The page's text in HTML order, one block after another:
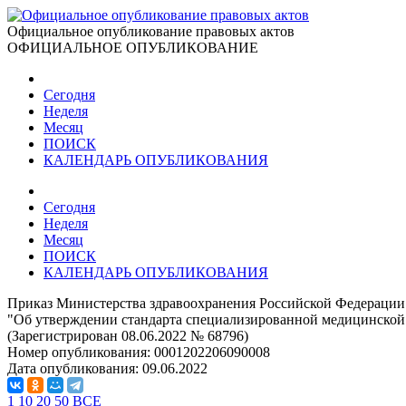
Официальное опубликование правовых актов
ОФИЦИАЛЬНОЕ ОПУБЛИКОВАНИЕ
Сегодня
Неделя
Месяц
ПОИСК
КАЛЕНДАРЬ ОПУБЛИКОВАНИЯ
Сегодня
Неделя
Месяц
ПОИСК
КАЛЕНДАРЬ ОПУБЛИКОВАНИЯ
Приказ Министерства здравоохранения Российской
"Об утверждении стандарта специализированной
(Зарегистрирован 08.06.2022 № 68796)
Номер опубликования: 0001202206090008
Дата опубликования: 09.06.2022
1 10 20 50 ВСЕ